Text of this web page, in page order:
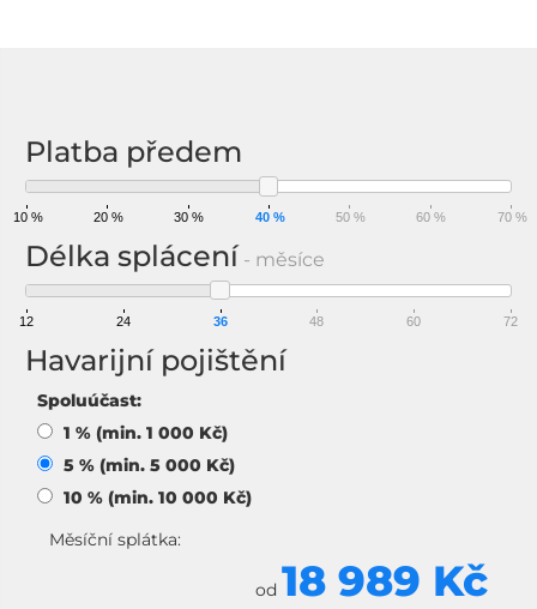
Platba předem
10 % 20 % 30 % 40 % 50 % 60 % 70 %
Délka splácení - měsíce
12 24 36 48 60 72
Havarijní pojištění
Spoluúčast:
1 % (min. 1 000 Kč)
5 % (min. 5 000 Kč)
10 % (min. 10 000 Kč)
Měsíční splátka:
od 18 989 Kč